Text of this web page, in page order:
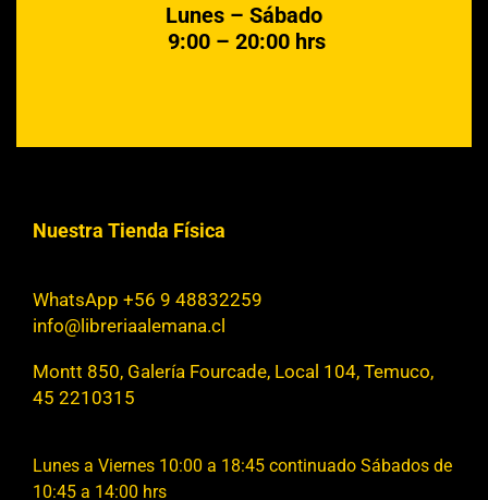
Lunes – Sábado
9:00 – 20:00 hrs
Nuestra Tienda Física
WhatsApp +56 9 48832259
info@libreriaalemana.cl
Montt 850, Galería Fourcade, Local 104, Temuco,
45 2210315
Lunes a Viernes 10:00 a 18:45 continuado Sábados de
10:45 a 14:00 hrs